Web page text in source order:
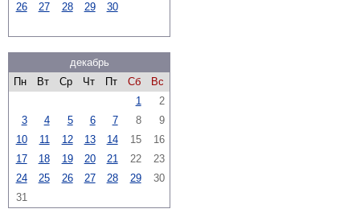
26
27 28 29 30
декабрь
Пн
Вт Ср Чт Пт Сб
Вс
1
2
3
4 5 6 7 8
9
10
11 12 13 14 15
16
17
18 19 20 21 22
23
24
25 26 27 28 29
30
31